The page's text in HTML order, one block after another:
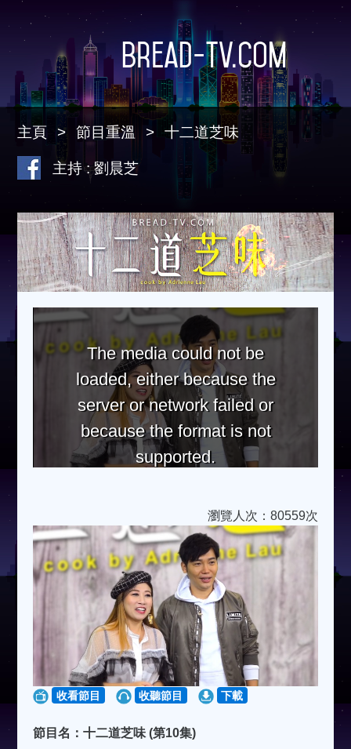
Bread-TV.com
主頁 節目重溫 十二道芝味
主持 : 劉晨芝
The media could not be
loaded, either because the
server or network failed or
because the format is not
supported.
瀏覽人次：80559次
收看節目 收聽節目 下載
節目名：十二道芝味 (第10集)